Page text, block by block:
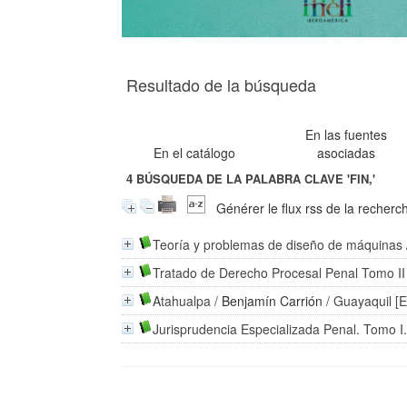
Resultado de la búsqueda
En el catálogo
En las fuentes
asociadas
4 BÚSQUEDA DE LA PALABRA CLAVE'FIN,'
Générer le flux rss de la
Teoría y problemas de diseño de máquinas
Tratado de Derecho Procesal Penal Tomo II
Atahualpa / Benjamín Carrión / Guayaquil
Jurisprudencia Especializada Penal. Tomo I.